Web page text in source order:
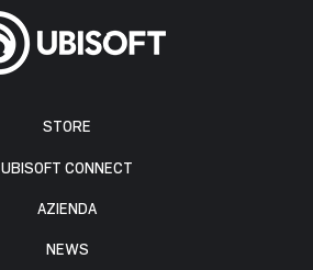
STORE
UBISOFT CONNECT
AZIENDA
NEWS